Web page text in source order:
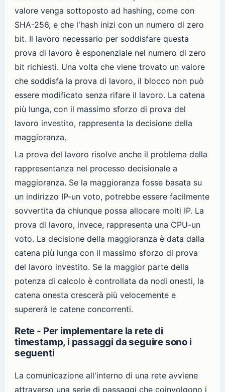
valore venga sottoposto ad hashing, come con
SHA-256, e che l'hash inizi con un numero di zero
bit. Il lavoro necessario per soddisfare questa
prova di lavoro è esponenziale nel numero di zero
bit richiesti. Una volta che viene trovato un valore
che soddisfa la prova di lavoro, il blocco non può
essere modificato senza rifare il lavoro. La catena
più lunga, con il massimo sforzo di prova del
lavoro investito, rappresenta la decisione della
maggioranza.
La prova del lavoro risolve anche il problema della
rappresentanza nel processo decisionale a
maggioranza. Se la maggioranza fosse basata su
un indirizzo IP-un voto, potrebbe essere facilmente
sovvertita da chiunque possa allocare molti IP. La
prova di lavoro, invece, rappresenta una CPU-un
voto. La decisione della maggioranza è data dalla
catena più lunga con il massimo sforzo di prova
del lavoro investito. Se la maggior parte della
potenza di calcolo è controllata da nodi onesti, la
catena onesta crescerà più velocemente e
supererà le catene concorrenti.
Rete - Per implementare la rete di
timestamp, i passaggi da seguire sono i
seguenti
La comunicazione all'interno di una rete avviene
attraverso una serie di passaggi che coinvolgono i